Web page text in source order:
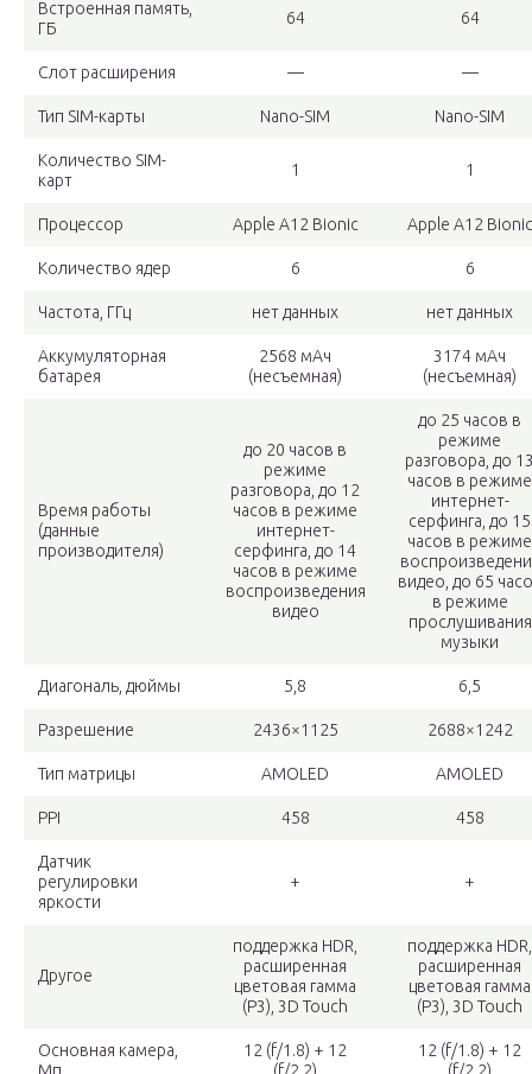
Встроенная память,
ГБ
64 64
Слот расширения — —
Тип SIM-карты Nano-SIM Nano-SIM
Количество SIM-
карт
1 1
Процессор Apple A12 Bionic Apple A12 Bionic
Количество ядер 6 6
Частота, ГГц нет данных нет данных
Аккумуляторная
батарея
2568 мАч
(несъемная)
3174 мАч
(несъемная)
Время работы
(данные
производителя)
до 20 часов в
режиме
разговора, до 12
часов в режиме
интернет-
серфинга, до 14
часов в режиме
воспроизведения
видео
до 25 часов в
режиме
разговора, до
часов в режиме
интернет-
серфинга, до 15
часов в режиме
видео, до 65
в режиме
прослушивания
музыки
Диагональ, дюймы 5,8 6,5
Разрешение 2436×1125 2688×1242
Тип матрицы AMOLED AMOLED
PPI 458 458
Датчик
регулировки
яркости
+ +
Другое
поддержка HDR,
расширенная
цветовая гамма
(P3), 3D Touch
поддержка HDR,
расширенная
цветовая гамма
(P3), 3D Touch
Основная камера,
12 (f/1.8) + 12
12 (f/1.8) + 12